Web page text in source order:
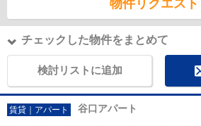
物件リクエスト
チェックした物件をまとめて
検討リストに追加
賃貸｜アパート 谷口アパート